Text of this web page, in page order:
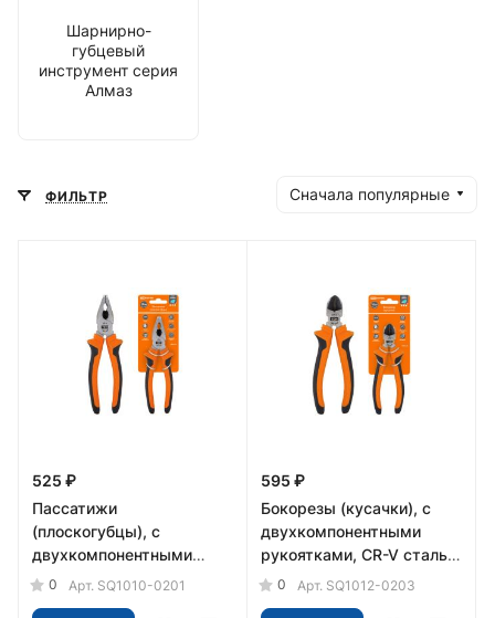
Шарнирно-
губцевый
инструмент серия
Алмаз
ФИЛЬТР Сначала популярные
525 ₽
Пассатижи
(плоскогубцы), с
двухкомпонентными
рукоятками, CR-V сталь
0 Арт. SQ1010-0201
595 ₽
Бокорезы (кусачки), с
двухкомпонентными
рукоятками, CR-V сталь,
180 мм, серия "Алмаз"
0 Арт. SQ1012-0203